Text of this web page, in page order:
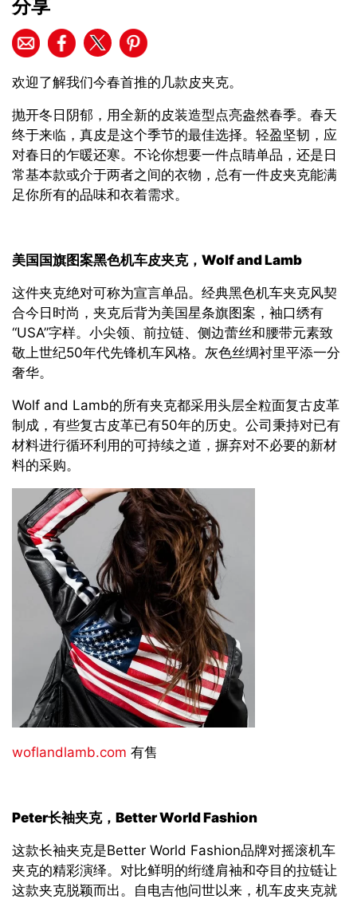
分享
欢迎了解我们今春首推的几款皮夹克。
抛开冬日阴郁，用全新的皮装造型点亮盎然春季。春天
终于来临，真皮是这个季节的最佳选择。轻盈坚韧，应
对春日的乍暖还寒。不论你想要一件点睛单品，还是日
常基本款或介于两者之间的衣物，总有一件皮夹克能满
足你所有的品味和衣着需求。
美国国旗图案黑色机车皮夹克， Wolf and Lamb
这件夹克绝对可称为宣言单品。经典黑色机车夹克风契
合今日时尚，夹克后背为美国星条旗图案，袖口绣有
“USA”字样。小尖领、前拉链、侧边蕾丝和腰带元素致
敬上世纪50年代先锋机车风格。灰色丝绸衬里平添一分
奢华。
Wolf and Lamb的所有夹克都采用头层全粒面复古皮革
制成，有些复古皮革已有50年的历史。公司秉持对已有
材料进行循环利用的可持续之道，摒弃对不必要的新材
料的采购。
woflandlamb.com 有售
Peter长袖夹克， Better World Fashion
这款长袖夹克是Better World Fashion品牌对摇滚机车
夹克的精彩演绎。对比鲜明的绗缝肩袖和夺目的拉链让
这款夹克脱颖而出。自电吉他问世以来，机车皮夹克就